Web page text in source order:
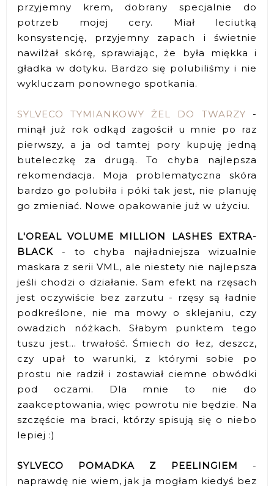
przyjemny krem, dobrany specjalnie do
potrzeb mojej cery. Miał leciutką
konsystencję, przyjemny zapach i świetnie
nawilżał skórę, sprawiając, że była miękka i
gładka w dotyku. Bardzo się polubiliśmy i nie
wykluczam ponownego spotkania.
SYLVECO TYMIANKOWY ŻEL DO TWARZY -
minął już rok odkąd zagościł u mnie po raz
pierwszy, a ja od tamtej pory kupuję jedną
buteleczkę za drugą. To chyba najlepsza
rekomendacja. Moja problematyczna skóra
bardzo go polubiła i póki tak jest, nie planuję
go zmieniać. Nowe opakowanie już w użyciu.
L'OREAL VOLUME MILLION LASHES EXTRA-
BLACK - to chyba najładniejsza wizualnie
maskara z serii VML, ale niestety nie najlepsza
jeśli chodzi o działanie. Sam efekt na rzęsach
jest oczywiście bez zarzutu - rzęsy są ładnie
podkreślone, nie ma mowy o sklejaniu, czy
owadzich nóżkach. Słabym punktem tego
tuszu jest... trwałość. Śmiech do łez, deszcz,
czy upał to warunki, z którymi sobie po
prostu nie radził i zostawiał ciemne obwódki
pod oczami. Dla mnie to nie do
zaakceptowania, więc powrotu nie będzie. Na
szczęście ma braci, którzy spisują się o niebo
lepiej :)
SYLVECO POMADKA Z PEELINGIEM -
naprawdę nie wiem, jak ja mogłam kiedyś bez